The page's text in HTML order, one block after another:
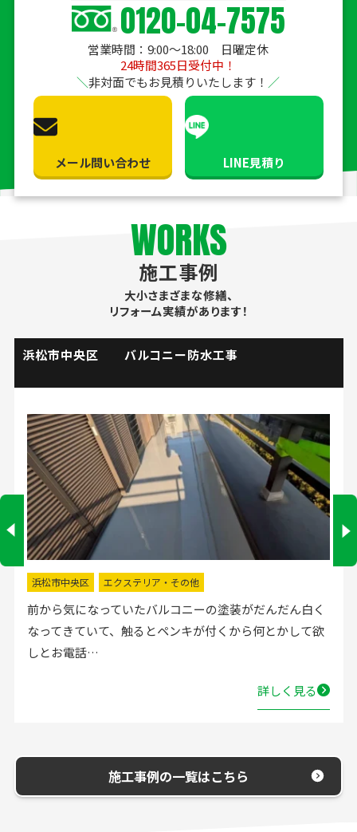
0120-04-7575
営業時間：9:00〜18:00 日曜定休
24時間365日受付中！
非対面でもお見積りいたします！
メール問い合わせ LINE見積り
WORKS
施工事例
大小さまざまな修繕、
リフォーム実績があります！
掛川市 流し台水栓取替工事
掛川市 水回りリフォーム
流し台の水栓が壊れたので直してほしいと弊社にお電話
いただきました。確認した所、水栓の吐水が落ちたよう
で取替する…
詳しく見る
施工事例の一覧はこちら